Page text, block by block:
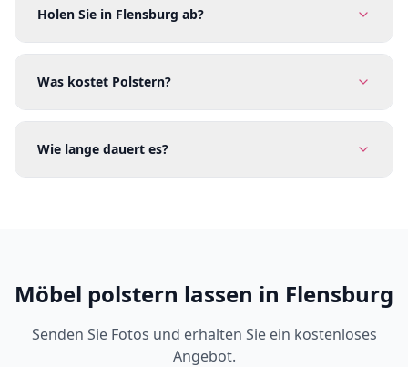
Holen Sie in Flensburg ab?
Was kostet Polstern?
Wie lange dauert es?
Möbel polstern lassen in Flensburg
Senden Sie Fotos und erhalten Sie ein kostenloses
Angebot.